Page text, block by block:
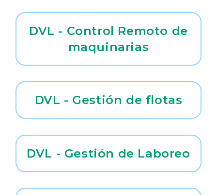
DVL - Control Remoto de
maquinarias
DVL - Gestión de flotas
DVL - Gestión de Laboreo